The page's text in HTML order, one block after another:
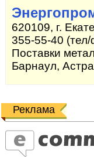
620109, г.
355-55-40
Поставки
Барнаул,
Реклама